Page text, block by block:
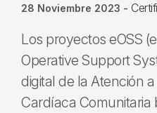
28 Noviembre 2023 -
Los proyectos eOSS
Operative Support
digital de la Atención
Cardíaca Comunitaria